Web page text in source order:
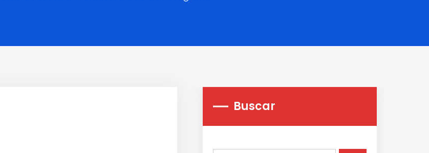
Buscar